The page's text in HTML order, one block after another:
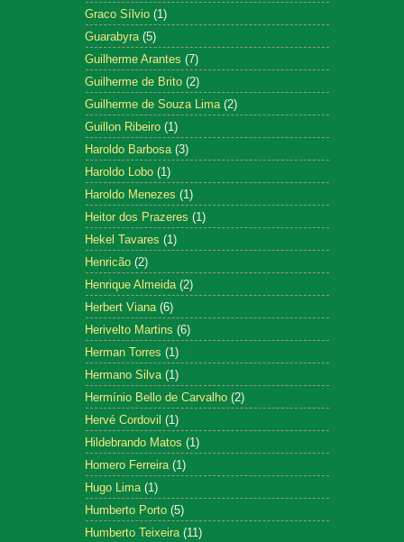
Graco Sílvio (1)
Guarabyra (5)
Guilherme Arantes (7)
Guilherme de Brito (2)
Guilherme de Souza Lima (2)
Guillon Ribeiro (1)
Haroldo Barbosa (3)
Haroldo Lobo (1)
Haroldo Menezes (1)
Heitor dos Prazeres (1)
Hekel Tavares (1)
Henricão (2)
Henrique Almeida (2)
Herbert Viana (6)
Herivelto Martins (6)
Herman Torres (1)
Hermano Silva (1)
Hermínio Bello de Carvalho (2)
Hervé Cordovil (1)
Hildebrando Matos (1)
Homero Ferreira (1)
Hugo Lima (1)
Humberto Porto (5)
Humberto Teixeira (11)